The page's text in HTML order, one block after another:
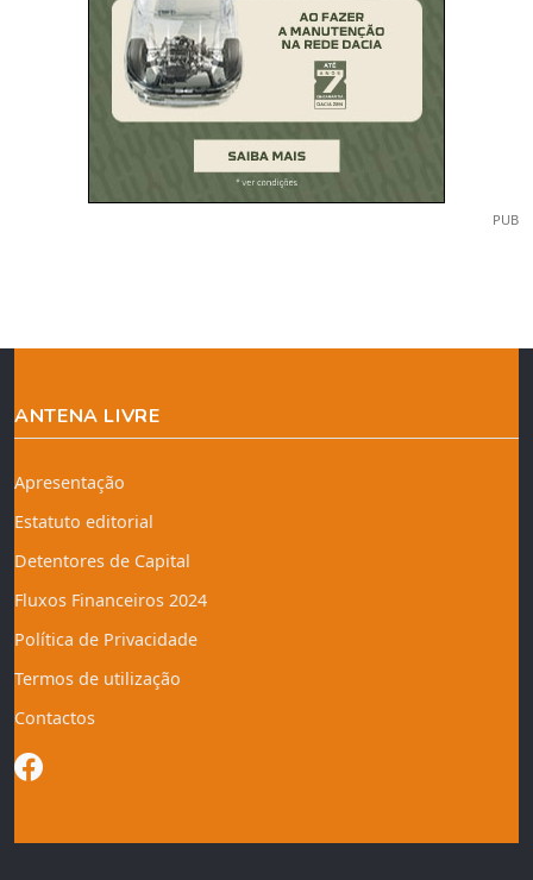
PUB
ANTENA LIVRE
Apresentação
Estatuto editorial
Detentores de Capital
Fluxos Financeiros 2024
Política de Privacidade
Termos de utilização
Contactos